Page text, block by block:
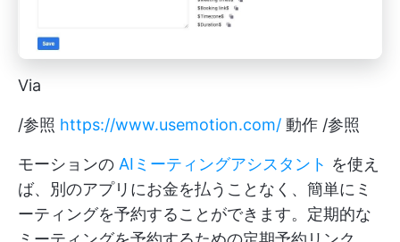
Via
/参照 https://www.usemotion.com/ 動作 /参照
モーションの AIミーティングアシスタント を使え
ば、別のアプリにお金を払うことなく、簡単にミ
ーティングを予約することができます。定期的な